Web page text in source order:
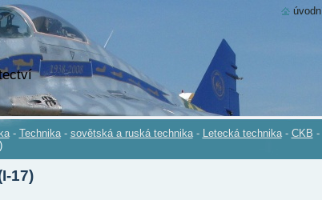
- Technika - sovětská a ruská technika - Letecká technika - CKB -
17)